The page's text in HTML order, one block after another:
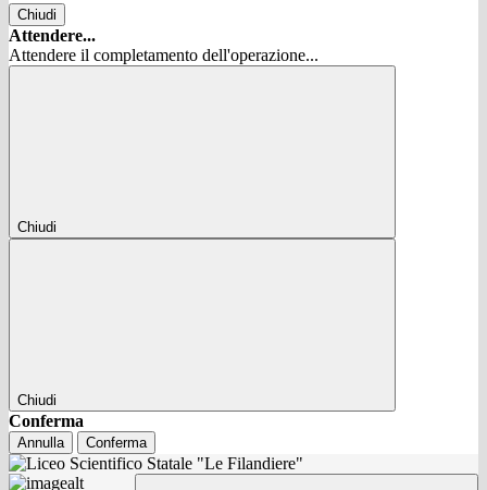
Chiudi
Attendere...
Attendere il completamento dell'operazione...
Chiudi
Chiudi
Conferma
Annulla Conferma